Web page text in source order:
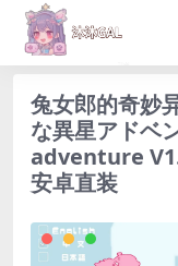
兔女郎的奇妙
な異星アド
adventure
安卓直装